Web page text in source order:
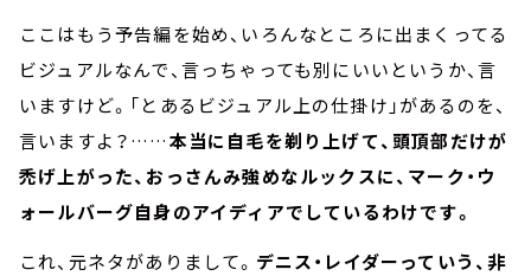
ここはもう予告編を始め、いろんなところに出まくってる
ビジュアルなんで、言っちゃっても別にいいというか、言
いますけど。「とあるビジュアル上の仕掛け」があるのを、
言いますよ？……本当に自毛を剃り上げて、頭頂部だけが
禿げ上がった、おっさんみ強めなルックスに、マーク・ウ
ォールバーグ自身のアイディアでしているわけです。
これ、元ネタがありまして。 デニス・レイダーっていう、非